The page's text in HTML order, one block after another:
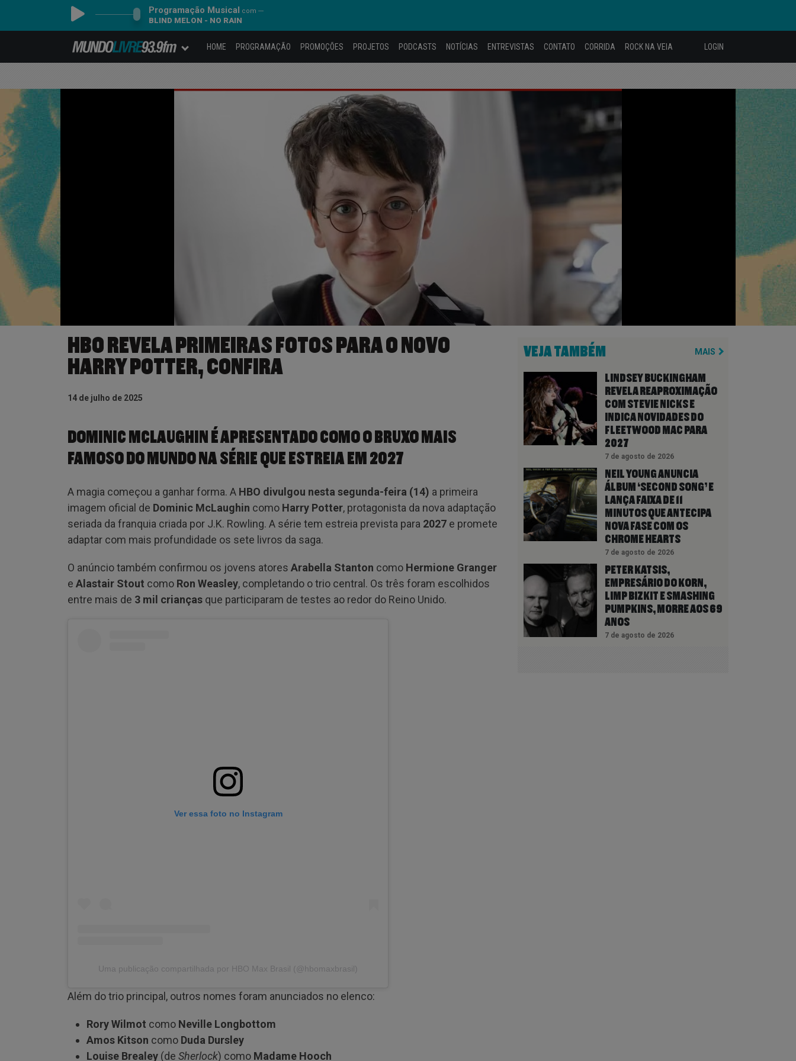
Programação Musical com ---
BLIND MELON - NO RAIN
HOME PROGRAMAÇÃO PROMOÇÕES PROJETOS PODCASTS NOTÍCIAS ENTREVISTAS CONTATO CORRIDA ROCK NA VEIA LOGIN
HBO REVELA PRIMEIRAS FOTOS PARA O NOVO
HARRY POTTER, CONFIRA
14 de julho de 2025
DOMINIC MCLAUGHIN É APRESENTADO COMO O BRUXO MAIS
FAMOSO DO MUNDO NA SÉRIE QUE ESTREIA EM 2027
A magia começou a ganhar forma. A HBO divulgou nesta segunda-feira (14) a primeira
imagem oficial de Dominic McLaughin como Harry Potter, protagonista da nova adaptação
seriada da franquia criada por J.K. Rowling. A série tem estreia prevista para 2027 e promete
adaptar com mais profundidade os sete livros da saga.
O anúncio também confirmou os jovens atores Arabella Stanton como Hermione Granger
e Alastair Stout como Ron Weasley, completando o trio central. Os três foram escolhidos
entre mais de 3 mil crianças que participaram de testes ao redor do Reino Unido.
Ver essa foto no Instagram
Uma publicação compartilhada por HBO Max Brasil (@hbomaxbrasil)
Além do trio principal, outros nomes foram anunciados no elenco:
Rory Wilmot como Neville Longbottom
Amos Kitson como Duda Dursley
Louise Brealey (de Sherlock) como Madame Hooch
VEJA TAMBÉM MAIS
LINDSEY BUCKINGHAM
REVELA REAPROXIMAÇÃO
COM STEVIE NICKS E
INDICA NOVIDADES DO
FLEETWOOD MAC PARA
2027
7 de agosto de 2026
NEIL YOUNG ANUNCIA
ÁLBUM ‘SECOND SONG’ E
LANÇA FAIXA DE 11
MINUTOS QUE ANTECIPA
NOVA FASE COM OS
CHROME HEARTS
7 de agosto de 2026
PETER KATSIS,
EMPRESÁRIO DO KORN,
LIMP BIZKIT E SMASHING
PUMPKINS, MORRE AOS 69
ANOS
7 de agosto de 2026